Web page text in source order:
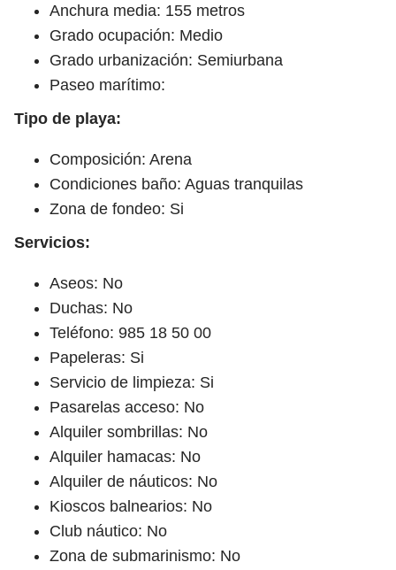
Anchura media: 155 metros
Grado ocupación: Medio
Grado urbanización: Semiurbana
Paseo marítimo:
Tipo de playa:
Composición: Arena
Condiciones baño: Aguas tranquilas
Zona de fondeo: Si
Servicios:
Aseos: No
Duchas: No
Teléfono: 985 18 50 00
Papeleras: Si
Servicio de limpieza: Si
Pasarelas acceso: No
Alquiler sombrillas: No
Alquiler hamacas: No
Alquiler de náuticos: No
Kioscos balnearios: No
Club náutico: No
Zona de submarinismo: No